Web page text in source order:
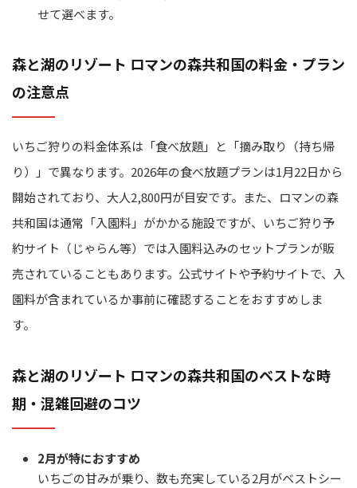
せて選べます。
森と湖のリゾート ロマンの森共和国の料金・プラン
の注意点
いちご狩りの料金体系は「食べ放題」と「摘み取り（持ち帰
り）」で異なります。2026年の食べ放題プランは1月22日から
開始されており、大人2,800円が目安です。また、ロマンの森
共和国は通常「入園料」がかかる施設ですが、いちご狩り予
約サイト（じゃらん等）では入園料込みのセットプランが販
売されていることもあります。公式サイトや予約サイトで、入
園料が含まれているか事前に確認することをおすすめしま
す。
森と湖のリゾート ロマンの森共和国のベストな時
期・混雑回避のコツ
2月が特におすすめ
いちごの甘みが乗り、数も充実している2月がベストシー